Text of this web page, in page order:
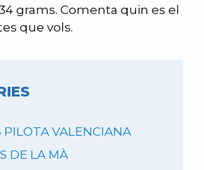
grams. Comenta quin es el
que vols.
PILOTA VALENCIANA
DE LA MÀ